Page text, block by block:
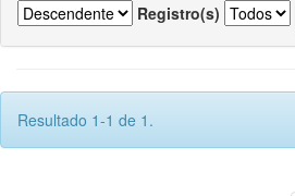
Registro(s)
Resultado 1-1 de 1.